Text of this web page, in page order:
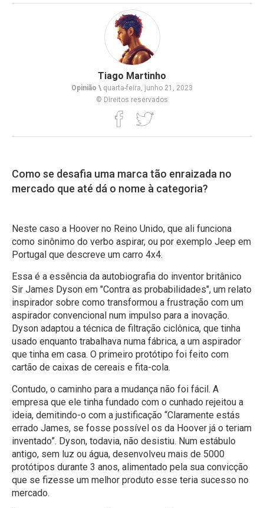
Tiago Martinho
Opinião \ quarta-feira, junho 21, 2023
© Direitos reservados
Como se desafia uma marca tão enraizada no
mercado que até dá o nome à categoria?
Neste caso a Hoover no Reino Unido, que ali funciona
como sinônimo do verbo aspirar, ou por exemplo Jeep em
Portugal que descreve um carro 4x4.
Essa é a essência da autobiografia do inventor britânico
Sir James Dyson em "Contra as probabilidades", um relato
inspirador sobre como transformou a frustração com um
aspirador convencional num impulso para a inovação.
Dyson adaptou a técnica de filtração ciclônica, que tinha
usado enquanto trabalhava numa fábrica, a um aspirador
que tinha em casa. O primeiro protótipo foi feito com
cartão de caixas de cereais e fita-cola.
Contudo, o caminho para a mudança não foi fácil. A
empresa que ele tinha fundado com o cunhado rejeitou a
ideia, demitindo-o com a justificação “Claramente estás
errado James, se fosse possível os da Hoover já o teriam
inventado”. Dyson, todavia, não desistiu. Num estábulo
antigo, sem luz ou água, desenvolveu mais de 5000
protótipos durante 3 anos, alimentado pela sua convicção
que se fizesse um melhor produto esse teria sucesso no
mercado.